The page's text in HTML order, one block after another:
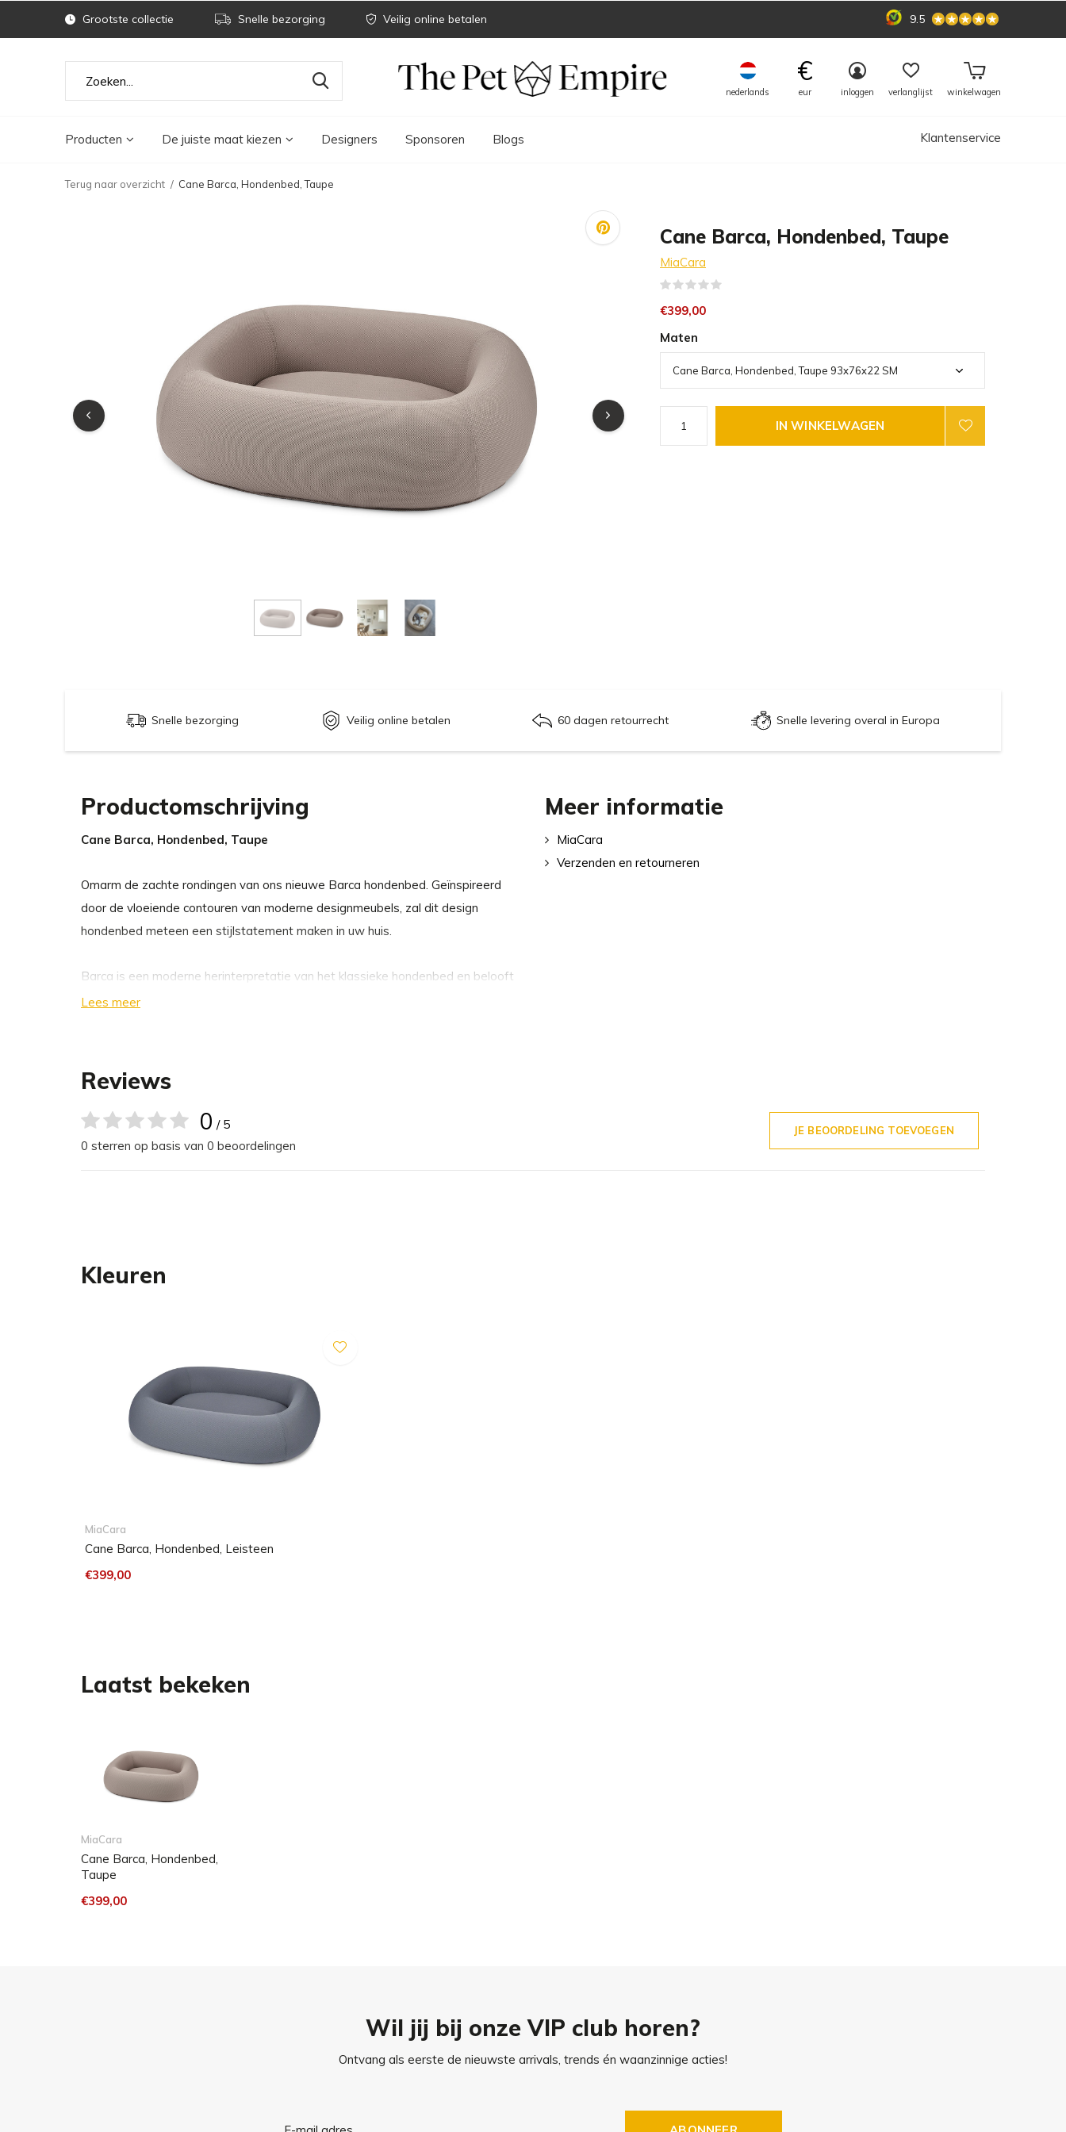
Producten De juiste maat kiezen Designers Sponsoren Blogs
nederlands
€
eur inloggen verlanglijst winkelwagen
Klantenservice
Grootste collectie Snelle bezorging Veilig online betalen 9.5
Terug naar overzicht Cane Barca, Hondenbed, Taupe
Cane Barca, Hondenbed, Taupe
MiaCara
€399,00
Maten
IN WINKELWAGEN
Snelle bezorging Veilig online betalen 60 dagen retourrecht Snelle levering overal in Europa
Productomschrijving
Cane Barca, Hondenbed, Taupe
Omarm de zachte rondingen van ons nieuwe Barca hondenbed. Geïnspireerd
door de vloeiende contouren van moderne designmeubels, zal dit design
hondenbed meteen een stijlstatement maken in uw huis.
Barca is een moderne herinterpretatie van het klassieke hondenbed en belooft
ultiem comfort en stabiliteit. In tegenstelling tot reguliere hondenbedden
schuim behoudt Barca zijn gedefinieerde vorm, zelfs na langdurig gebruik, kreukt
niet en behoudt de volledige ondersteuning voor je trouwe vriend.
Zowel de hoes als het matras kunnen in de machine gewassen worden. De
Het Barca hondenbed is verkrijgbaar in 2 maten. De afmetingen zijn gebaseerd
op het buitenste/binnenste punt van het bed.
Lees meer
Meer informatie
MiaCara
Verzenden en retourneren
Reviews
0 / 5
0 sterren op basis van 0 beoordelingen
JE BEOORDELING TOEVOEGEN
Kleuren
MiaCara
Cane Barca, Hondenbed, Leisteen
€399,00
Laatst bekeken
MiaCara
Cane Barca, Hondenbed,
Taupe
€399,00
Wil jij bij onze VIP club horen?
Ontvang als eerste de nieuwste arrivals, trends én waanzinnige acties!